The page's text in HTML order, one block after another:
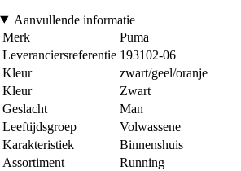
Aanvullende informatie
Merk
Puma
Leveranciersreferentie 193102-06
Kleur
zwart/geel/oranje
Kleur
Zwart
Geslacht
Man
Leeftijdsgroep
Volwassene
Karakteristiek
Binnenshuis
Assortiment
Running